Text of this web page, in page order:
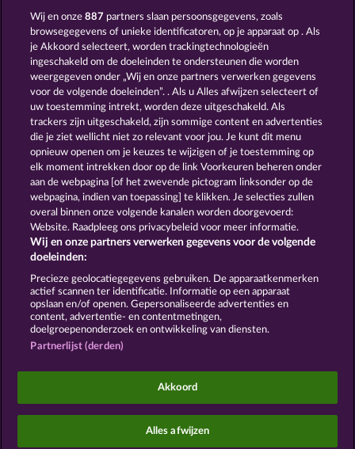
SIMPLY THE BEST ROYAL SEVEN
GOLDEN EI OF
MOORHUHN
FOREVER
DIAMONDS
Toon alle spelletjes
Algemene voorwaarden Privacyverklaring
Colofon Bedrijf FAQ Facebook
Terugbetalingsverzoek indienen
Sociale casino games zijn enkel bedoeld voor
entertainment en hebben absoluut geen enkele
gokken met echt geld.
©2026 Whow Games GmbH
Wij en onze887 partners slaan persoonsgegevens, zoals
browsegegevens of unieke identificatoren, op je apparaat op . Als
je Akkoord selecteert, worden trackingtechnologieën
ingeschakeld om de doeleinden te ondersteunen die worden
weergegeven onder „Wij en onze partners verwerken gegevens
voor de volgende doeleinden”. . Als u Alles afwijzen selecteert of
uw toestemming intrekt, worden deze uitgeschakeld. Als
trackers zijn uitgeschakeld, zijn sommige content en advertenties
die je ziet wellicht niet zo relevant voor jou. Je kunt dit menu
opnieuw openen om je keuzes te wijzigen of je toestemming op
elk moment intrekken door op de link Voorkeuren beheren onder
aan de webpagina [of het zwevende pictogram linksonder op de
webpagina, indien van toepassing] te klikken. Je selecties zullen
overal binnen onze volgende kanalen worden doorgevoerd:
Website. Raadpleeg ons privacybeleid voor meer informatie.
Wij en onze partners verwerken gegevens voor de volgende
doeleinden:
Precieze geolocatiegegevens gebruiken. De apparaatkenmerken
actief scannen ter identificatie. Informatie op een apparaat
opslaan en/of openen. Gepersonaliseerde advertenties en
content, advertentie- en contentmetingen,
doelgroepenonderzoek en ontwikkeling van diensten.
Partnerlijst (derden)
Akkoord
Alles afwijzen